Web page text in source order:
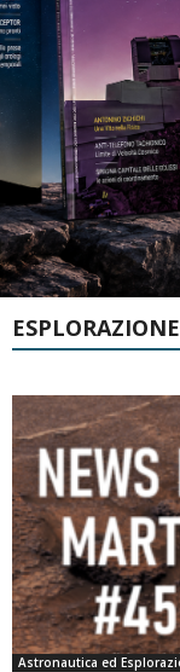
Astronautica ed